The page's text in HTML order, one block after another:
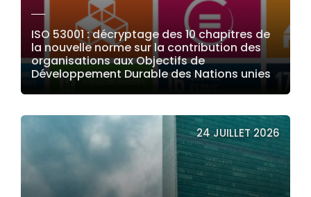
ISO 53001 : décryptage des 10 chapitres de
la nouvelle norme sur la contribution des
organisations aux Objectifs de
Développement Durable des Nations unies
LIRE LA SUITE
24 JUILLET 2026